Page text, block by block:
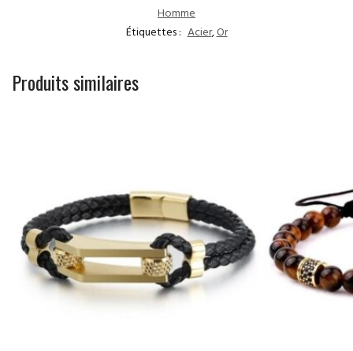
Homme
Étiquettes : Acier,Or
Produits similaires